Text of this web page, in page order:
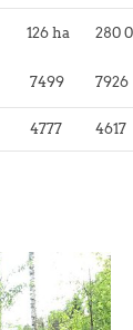
126 ha 280
7499 7926
4777 4617